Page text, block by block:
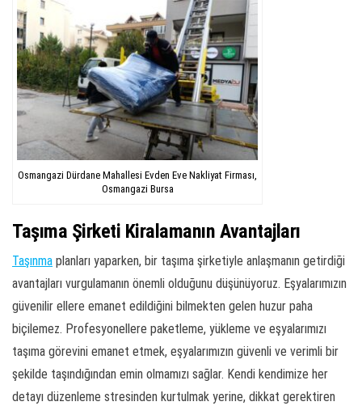
Osmangazi Dürdane Mahallesi Evden Eve Nakliyat Firması,
Osmangazi Bursa
Taşıma Şirketi Kiralamanın Avantajları
Taşınma planları yaparken, bir taşıma şirketiyle anlaşmanın getirdiği
avantajları vurgulamanın önemli olduğunu düşünüyoruz. Eşyalarımızın
güvenilir ellere emanet edildiğini bilmekten gelen huzur paha
biçilemez. Profesyonellere paketleme, yükleme ve eşyalarımızı
taşıma görevini emanet etmek, eşyalarımızın güvenli ve verimli bir
şekilde taşındığından emin olmamızı sağlar. Kendi kendimize her
detayı düzenleme stresinden kurtulmak yerine, dikkat gerektiren